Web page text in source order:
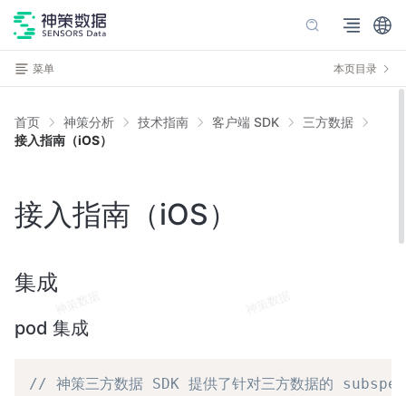
菜单 本页目录
首页 神策分析 技术指南 客户端 SDK
三方数据
接入指南（iOS）
接入指南（iOS）
集成
pod 集成
// 神策三方数据 SDK 提供了针对三方数据的
Copy